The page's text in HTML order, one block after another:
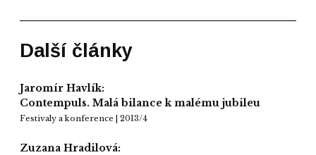
Další články
Jaromír Havlík:
Contempuls. Malá bilance k malému jubileu
Festivaly a konference | 2013/4
Zuzana Hradilová: